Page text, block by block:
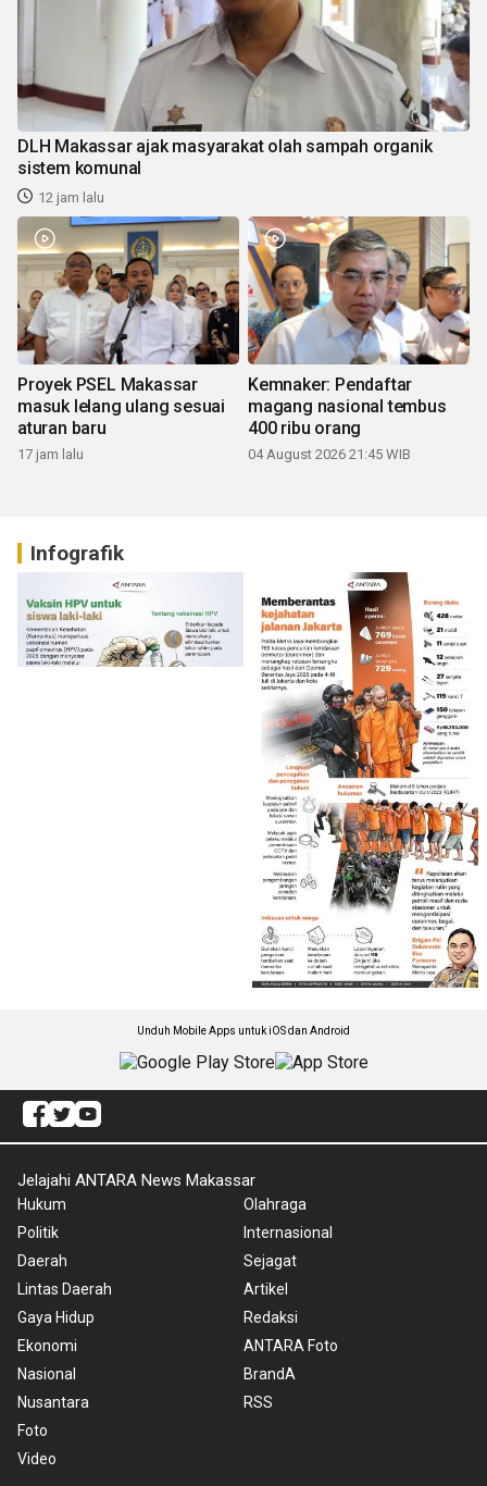
DLH Makassar ajak masyarakat olah sampah organik
sistem komunal
12 jam lalu
Proyek PSEL Makassar
masuk lelang ulang sesuai
aturan baru
17 jam lalu
Kemnaker: Pendaftar
magang nasional tembus
400 ribu orang
04 August 2026 21:45 WIB
Infografik
Unduh Mobile Apps untuk iOS dan Android
Jelajahi ANTARA News Makassar
Hukum
Politik
Daerah
Lintas Daerah
Gaya Hidup
Ekonomi
Nasional
Nusantara
Foto
Video
Olahraga
Internasional
Sejagat
Artikel
Redaksi
ANTARA Foto
BrandA
RSS